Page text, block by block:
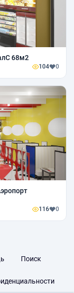
68м2
104 0
116 0
Поиск